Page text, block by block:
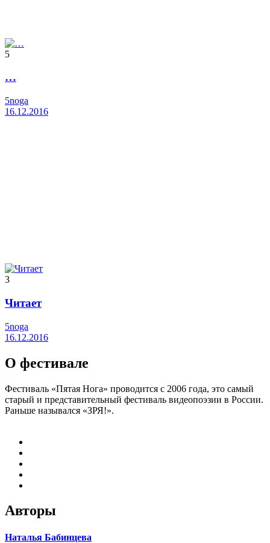
5
…
5noga
16.12.2016
3
Читает
5noga
16.12.2016
О фестивале
Фестиваль «Пятая Нога» проводится с 2006 года, это самый
старый и представительный фестиваль видеопоэзии в России.
Раньше назывался «ЗРЯ!».
Авторы
Наталья Бабинцева